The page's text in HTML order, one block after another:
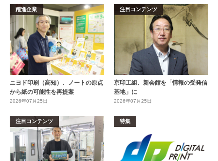
躍進企業
ニヨド印刷（高知）、ノートの原点
から紙の可能性を再提案
2026年07月25日
注目コンテンツ
京印工組、新会館を「情報の受発信
基地」に
2026年07月25日
注目コンテンツ 特集